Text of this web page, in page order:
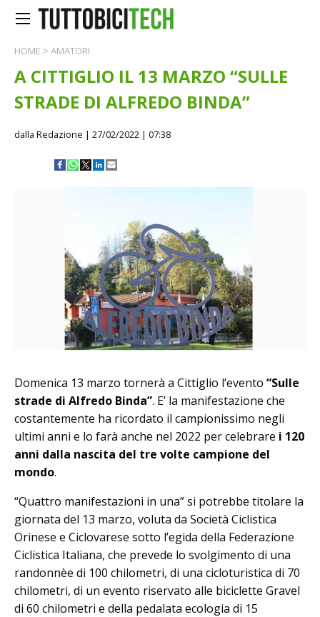
HOME > AMATORI
A CITTIGLIO IL 13 MARZO “SULLE
STRADE DI ALFREDO BINDA”
dalla Redazione | 27/02/2022 | 07:38
Domenica 13 marzo tornerà a Cittiglio l’evento “Sulle
strade di Alfredo Binda”. E’ la manifestazione che
costantemente ha ricordato il campionissimo negli
ultimi anni e lo farà anche nel 2022 per celebrare i 120
anni dalla nascita del tre volte campione del
mondo.
“Quattro manifestazioni in una” si potrebbe titolare la
giornata del 13 marzo, voluta da Società Ciclistica
Orinese e Ciclovarese sotto l’egida della Federazione
Ciclistica Italiana, che prevede lo svolgimento di una
randonnèe di 100 chilometri, di una cicloturistica di 70
chilometri, di un evento riservato alle biciclette Gravel
di 60 chilometri e della pedalata ecologia di 15